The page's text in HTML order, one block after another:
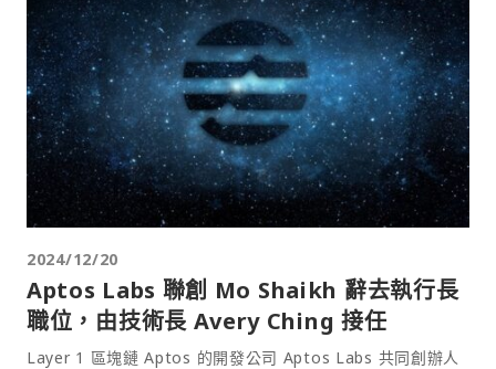
2024/12/20
Aptos Labs 聯創 Mo Shaikh 辭去執行長
職位，由技術長 Avery Ching 接任
Layer 1 區塊鏈 Aptos 的開發公司 Aptos Labs 共同創辦人